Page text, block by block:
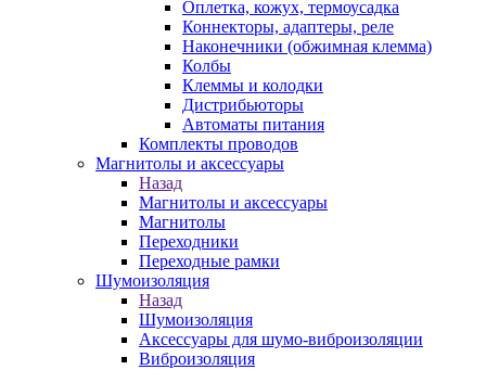
Оплетка, кожух, термоусадка
Коннекторы, адаптеры, реле
Наконечники (обжимная клемма)
Колбы
Клеммы и колодки
Дистрибьюторы
Автоматы питания
Комплекты проводов
Магнитолы и аксессуары
Назад
Магнитолы и аксессуары
Магнитолы
Переходники
Переходные рамки
Шумоизоляция
Назад
Шумоизоляция
Аксессуары для шумо-виброизоляции
Виброизоляция